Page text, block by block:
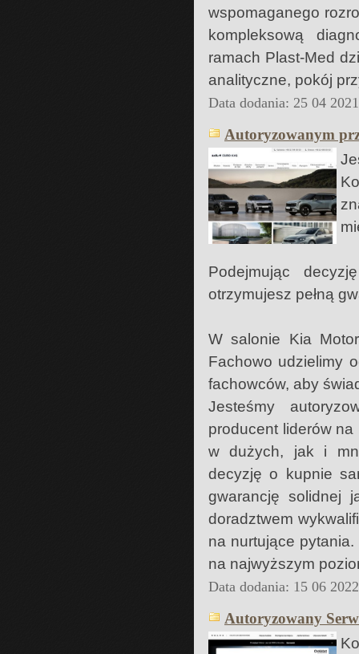
wspomaganego
kompleksową
ramach Plast-Med
analityczne, pokój
Data dodania: 25 04
Autoryzowanym
Podejmując
otrzymujesz pełną
W salonie Kia
Fachowo udzielimy
fachowców, aby
Jesteśmy
producent liderów
w dużych, jak i
decyzję o kupnie
gwarancję solidnej
doradztwem
na nurtujące
na najwyższym
Data dodania: 15 06
Autoryzowany